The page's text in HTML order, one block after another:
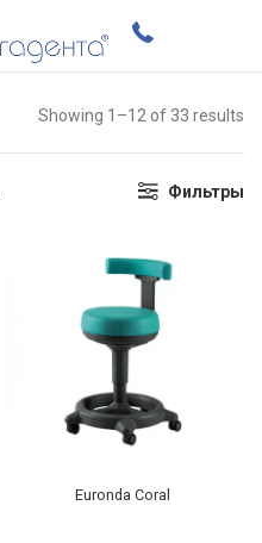
Showing 1–12 of 33 results
Фильтры
Euronda Coral